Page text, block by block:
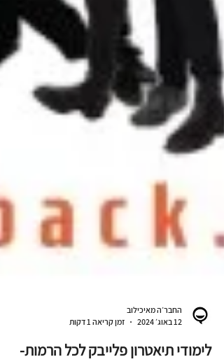
החבר׳ה מאיכילוב
זמן קריאה 1 דקות